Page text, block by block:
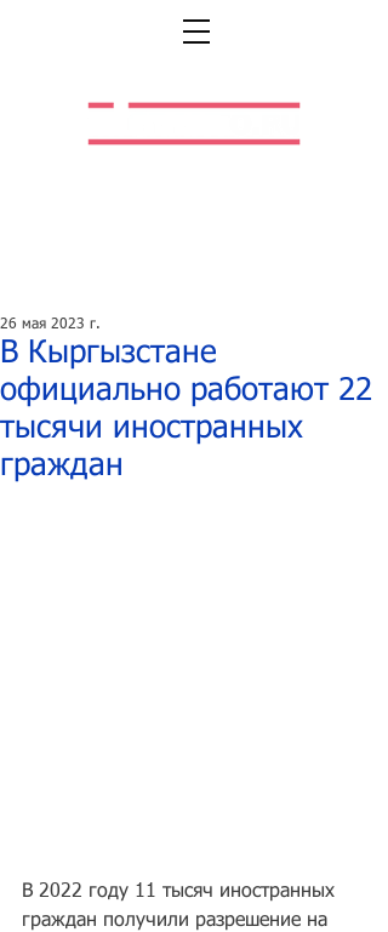
В Кыргызстане
официально работают 22
тысячи иностранных
граждан
26 мая 2023 г.
В 2022 году 11 тысяч иностранных
граждан получили разрешение на